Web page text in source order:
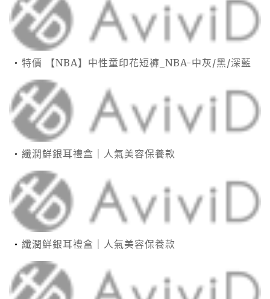
特價 【NBA】中性童印花短褲_NBA-中灰/黑/深藍
纖潤鮮銀耳禮盒｜人氣美容保養款
纖潤鮮銀耳禮盒｜人氣美容保養款